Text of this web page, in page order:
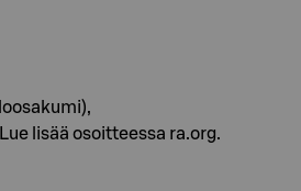
lisää osoitteessa ra.org.